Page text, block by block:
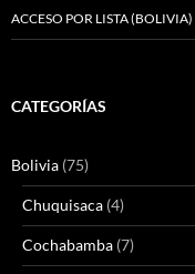
ACCESO POR LISTA (BOLIVIA)
CATEGORÍAS
Bolivia (75)
Chuquisaca (4)
Cochabamba (7)